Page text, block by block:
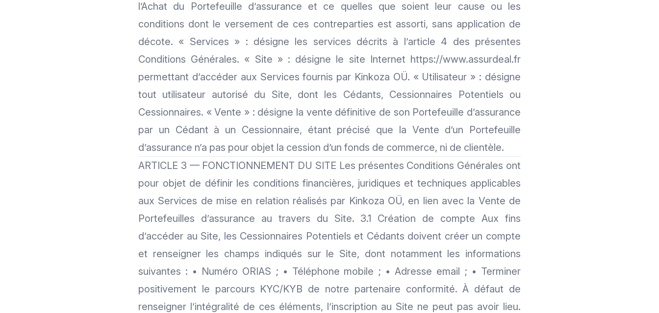
l’Achat du Portefeuille d’assurance et ce quelles que soient leur cause ou les
conditions dont le versement de ces contreparties est assorti, sans application de
décote. « Services » : désigne les services décrits à l’article 4 des présentes
Conditions Générales. « Site » : désigne le site Internet https://www.assurdeal.fr
permettant d’accéder aux Services fournis par Kinkoza OÜ. « Utilisateur » : désigne
tout utilisateur autorisé du Site, dont les Cédants, Cessionnaires Potentiels ou
Cessionnaires. « Vente » : désigne la vente définitive de son Portefeuille d’assurance
par un Cédant à un Cessionnaire, étant précisé que la Vente d’un Portefeuille
d’assurance n’a pas pour objet la cession d’un fonds de commerce, ni de clientèle.
ARTICLE 3 — FONCTIONNEMENT DU SITE Les présentes Conditions Générales ont
pour objet de définir les conditions financières, juridiques et techniques applicables
aux Services de mise en relation réalisés par Kinkoza OÜ, en lien avec la Vente de
Portefeuilles d’assurance au travers du Site. 3.1 Création de compte Aux fins
d’accéder au Site, les Cessionnaires Potentiels et Cédants doivent créer un compte
et renseigner les champs indiqués sur le Site, dont notamment les informations
suivantes : • Numéro ORIAS ; • Téléphone mobile ; • Adresse email ; • Terminer
positivement le parcours KYC/KYB de notre partenaire conformité. À défaut de
renseigner l’intégralité de ces éléments, l’inscription au Site ne peut pas avoir lieu.